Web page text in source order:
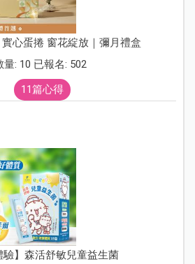
實心蛋捲 窗花綻放｜彌月禮盒
量: 10 已報名: 502
11篇心得
驗】森活舒敏兒童益生菌